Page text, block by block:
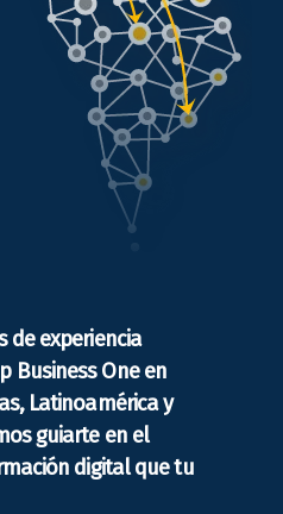
de experiencia
Business One en
Latinoamérica y
guiarte en el
digital que tu